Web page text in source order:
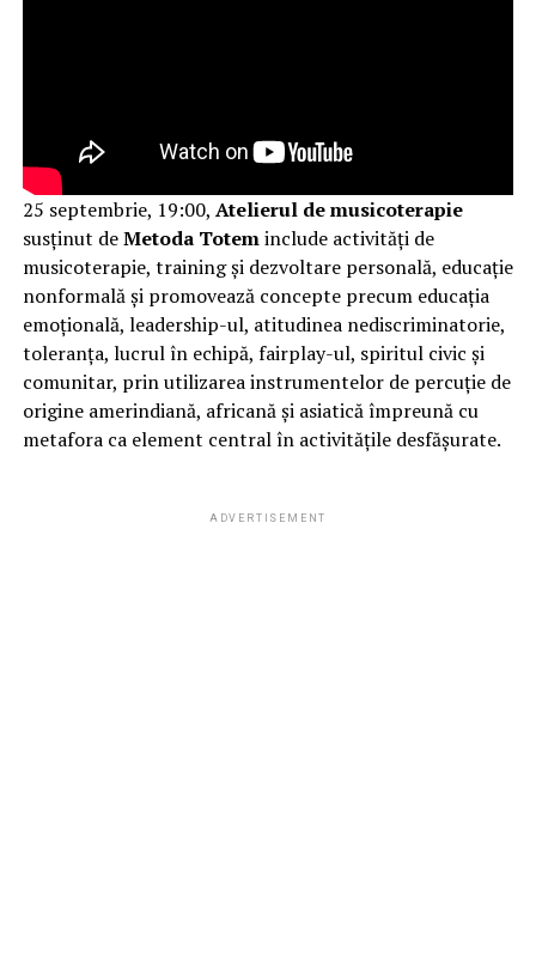
25 septembrie, 19:00, Atelierul de musicoterapie
susținut deMetoda Toteminclude activități de
musicoterapie, training și dezvoltare personală, educație
nonformală și promovează concepte precum educația
emoțională, leadership-ul, atitudinea nediscriminatorie,
toleranța, lucrul în echipă, fairplay-ul, spiritul civic și
comunitar, prin utilizarea instrumentelor de percuție de
origine amerindiană, africană și asiatică împreună cu
metafora ca element central în activitățile desfășurate.
ADVERTISEMENT